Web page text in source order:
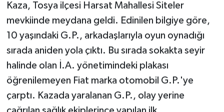
Kaza, Tosya ilçesi Harsat Mahallesi Siteler
mevkiinde meydana geldi. Edinilen bilgiye göre,
10 yaşındaki G.P., arkadaşlarıyla oyun oynadığı
sırada aniden yola çıktı. Bu sırada sokakta seyir
halinde olan İ.A. yönetimindeki plakası
öğrenilemeyen Fiat marka otomobil G.P.'ye
çarptı. Kazada yaralanan G.P., olay yerine